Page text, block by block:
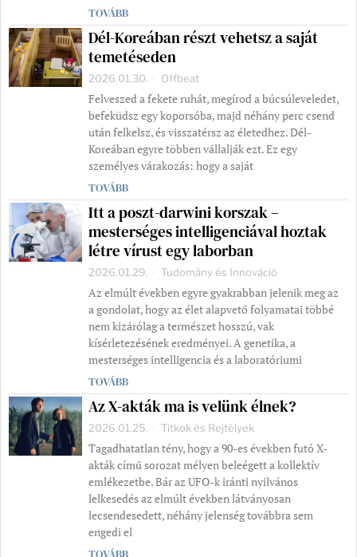
TOVÁBB
Dél-Koreában részt vehetsz a saját
temetéseden
2026.01.30. Offbeat
Felveszed a fekete ruhát, megírod a búcsúleveledet,
befeküdsz egy koporsóba, majd néhány perc csend
után felkelsz, és visszatérsz az életedhez. Dél-
Koreában egyre többen vállalják ezt. Ez egy
személyes várakozás: hogy a saját
TOVÁBB
Itt a poszt-darwini korszak –
mesterséges intelligenciával hoztak
létre vírust egy laborban
2026.01.29. Tudomány és Innováció
Az elmúlt években egyre gyakrabban jelenik meg az
a gondolat, hogy az élet alapvető folyamatai többé
nem kizárólag a természet hosszú, vak
kísérletezésének eredményei. A genetika, a
mesterséges intelligencia és a laboratóriumi
TOVÁBB
Az X-akták ma is velünk élnek?
2026.01.25. Titkok és Rejtélyek
Tagadhatatlan tény, hogy a 90-es években futó X-
akták című sorozat mélyen beleégett a kollektív
emlékezetbe. Bár az UFO-k iránti nyilvános
lelkesedés az elmúlt években látványosan
lecsendesedett, néhány jelenség továbbra sem
engedi el